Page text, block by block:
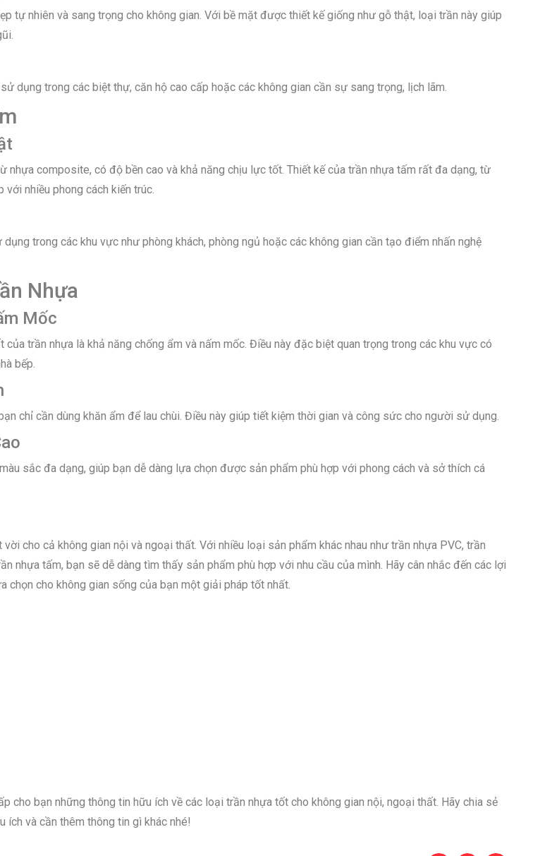
tự nhiên và sang trọng cho không gian. Với bề mặt được thiết kế giống như gỗ thật, loại trần này giúp
dụng trong các biệt thự, căn hộ cao cấp hoặc các không gian cần sự sang trọng, lịch lãm.
nhựa composite, có độ bền cao và khả năng chịu lực tốt. Thiết kế của trần nhựa tấm rất đa dạng, từ
nhiều phong cách kiến trúc.
trong các khu vực như phòng khách, phòng ngủ hoặc các không gian cần tạo điểm nhấn nghệ
Nhựa
Mốc
trần nhựa là khả năng chống ẩm và nấm mốc. Điều này đặc biệt quan trọng trong các khu vực có
bếp.
chỉ cần dùng khăn ẩm để lau chùi. Điều này giúp tiết kiệm thời gian và công sức cho người sử dụng.
sắc đa dạng, giúp bạn dễ dàng lựa chọn được sản phẩm phù hợp với phong cách và sở thích cá
cho cả không gian nội và ngoại thất. Với nhiều loại sản phẩm khác nhau như trần nhựa PVC, trần
nhựa tấm, bạn sẽ dễ dàng tìm thấy sản phẩm phù hợp với nhu cầu của mình. Hãy cân nhắc đến các lợi
chọn cho không gian sống của bạn một giải pháp tốt nhất.
cho bạn những thông tin hữu ích về các loại trần nhựa tốt cho không gian nội, ngoại thất. Hãy chia sẻ
ích và cần thêm thông tin gì khác nhé!